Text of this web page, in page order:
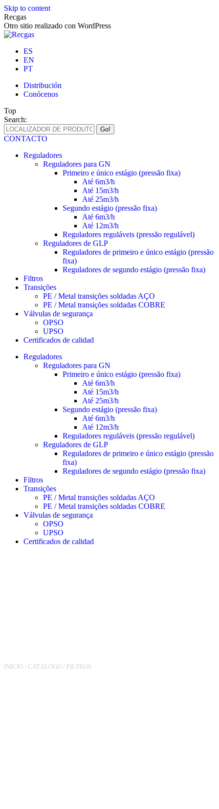
Skip to content
Recgas
Otro sitio realizado con WordPress
ES
EN
PT
Distribución
Conócenos
Top
Search:
CONTACTO
Reguladores
Reguladores para GN
Primeiro e único estágio (pressão fixa)
Até 6m3/h
Até 15m3/h
Até 25m3/h
Segundo estágio (pressão fixa)
Até 6m3/h
Até 12m3/h
Reguladores reguláveis (pressão regulável)
Reguladores de GLP
Reguladores de primeiro e único estágio (pressão
fixa)
Reguladores de segundo estágio (pressão fixa)
Filtros
Transições
PE / Metal transições soldadas AÇO
PE / Metal transições soldadas COBRE
Válvulas de segurança
OPSO
UPSO
Certificados de calidad
Reguladores
Reguladores para GN
Primeiro e único estágio (pressão fixa)
Até 6m3/h
Até 15m3/h
Até 25m3/h
Segundo estágio (pressão fixa)
Até 6m3/h
Até 12m3/h
Reguladores reguláveis (pressão regulável)
Reguladores de GLP
Reguladores de primeiro e único estágio (pressão
fixa)
Reguladores de segundo estágio (pressão fixa)
Filtros
Transições
PE / Metal transições soldadas AÇO
PE / Metal transições soldadas COBRE
Válvulas de segurança
OPSO
UPSO
Certificados de calidad
INICIO / CATÁLOGO / FILTROS